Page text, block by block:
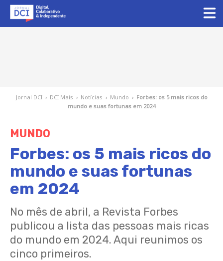
Jornal DCI › DCI Mais › Notícias › Mundo › Forbes: os 5 mais ricos do
mundo e suas fortunas em 2024
MUNDO
Forbes: os 5 mais ricos do
mundo e suas fortunas
em 2024
No mês de abril, a Revista Forbes
publicou a lista das pessoas mais ricas
do mundo em 2024. Aqui reunimos os
cinco primeiros.